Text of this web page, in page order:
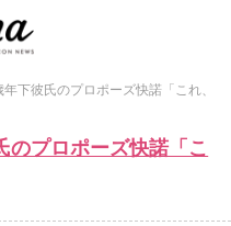
下彼氏のプロポーズ快諾「これ、
のプロポーズ快諾「こ